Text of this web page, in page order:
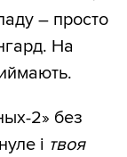
– просто
На
2» без
і твоя